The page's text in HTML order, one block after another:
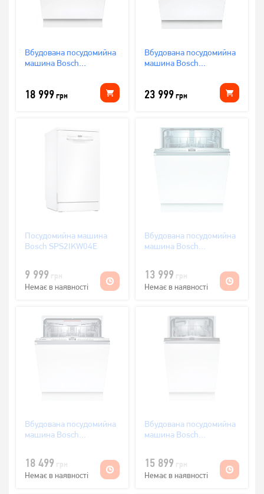
Вбудована посудомийна
машина Bosch
18 999грн
Вбудована посудомийна
машина Bosch
23 999грн
Посудомийна машина
Bosch SPS2IKW04E
9 999
Немає в наявності
Вбудована посудомийна
машина Bosch
13 999
Немає в наявності
Вбудована посудомийна
машина Bosch
18 499
Немає в наявності
Вбудована посудомийна
машина Bosch
15 899
Немає в наявності